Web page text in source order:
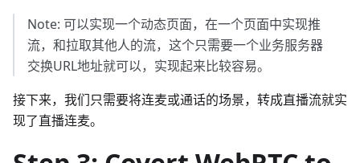
Note: 可以实现一个动态页面，在一个页面中实现推
流，和拉取其他人的流，这个只需要一个业务服务器
交换URL地址就可以，实现起来比较容易。
接下来，我们只需要将连麦或通话的场景，转成直播流就实
现了直播连麦。